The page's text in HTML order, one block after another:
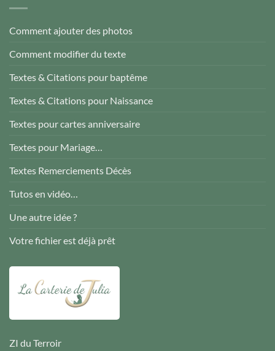
Comment ajouter des photos
Comment modifier du texte
Textes & Citations pour baptême
Textes & Citations pour Naissance
Textes pour cartes anniversaire
Textes pour Mariage…
Textes Remerciements Décès
Tutos en vidéo…
Une autre idée ?
Votre fichier est déjà prêt
ZI du Terroir